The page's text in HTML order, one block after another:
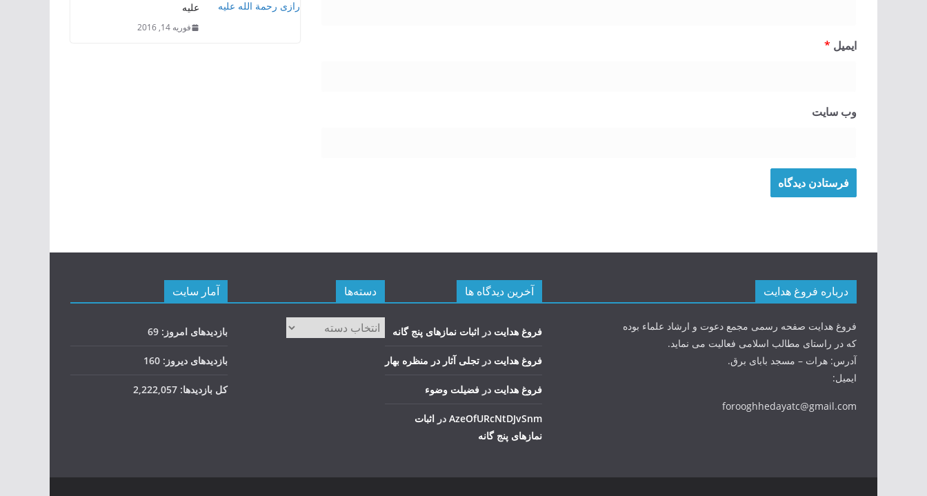
ایمیل *
وب‌ سایت
علیه
فوریه 14, 2016
درباره فروغ هدایت
فروغ هدایت صفحه رسمی مجمع دعوت و ارشاد علماء بوده
که در راستای مطالب اسلامی فعالیت می نماید.
آدرس: هرات – مسجد بابای برق.
ایمیل:
forooghhedayatc@gmail.com
آخرین دیدگاه ها
فروغ هدایت در اثبات نمازهای پنج گانه
فروغ هدایت در تجلی آثار در منظره بهار
فروغ هدایت در فضيلت وضوء
AzeOfURcNtDJvSnm در اثبات
نمازهای پنج گانه
دسته‌ها
دسته‌ها
آمار سایت
بازدیدهای امروز: 69
بازدیدهای دیروز: 160
کل بازدیدها: 2,222,057